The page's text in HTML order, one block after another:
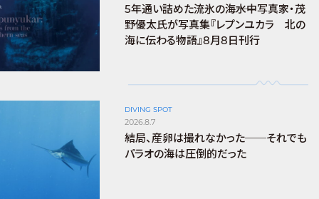
5年通い詰めた流氷の海――水中写真家・茂
野優太氏が写真集『レプンユカラ 北の
海に伝わる物語』8月8日刊行
DIVING SPOT
2026.8.7
結局、産卵は撮れなかった──それでも
パラオの海は圧倒的だった